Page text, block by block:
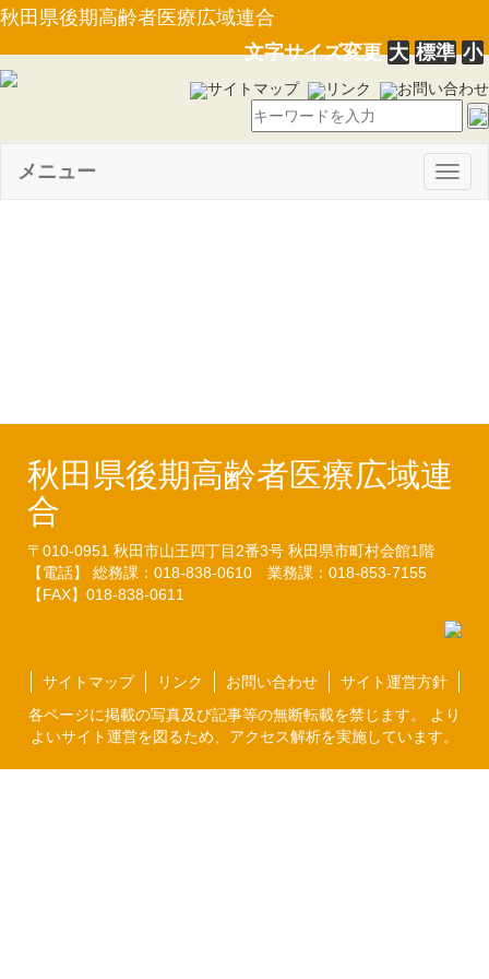
秋田県後期高齢者医療広域連合
文字サイズ変更大 標準 小
サイトマップ リンク お問い合わせ
メニュー
秋田県後期高齢者医療広域連
合
〒010-0951 秋田市山王四丁目2番3号 秋田県市町村会館1階
【電話】 総務課：018-838-0610 業務課：018-853-7155
【FAX】018-838-0611
サイトマップ リンク お問い合わせ
サイト運営方針
各ページに掲載の写真及び記事等の無断転載を禁じます。 より
よいサイト運営を図るため、アクセス解析を実施しています。